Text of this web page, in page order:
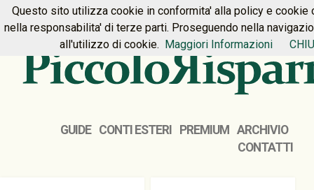
HOME PREMIUM CONTATTI
GUIDE CONTI ESTERI PREMIUM
ARCHIVIO
CONTATTI
Questo sito utilizza cookie in conformita' alla policy e cookie
nella responsabilita' di terze parti. Proseguendo nella
all'utilizzo di cookie. Maggiori Informazioni